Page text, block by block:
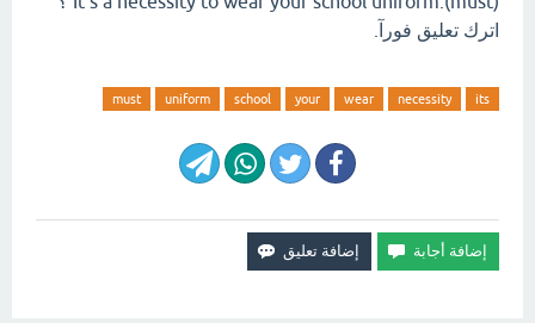
اترك تعليق فورآ.
its
necessity
wear
your
school
uniform
must